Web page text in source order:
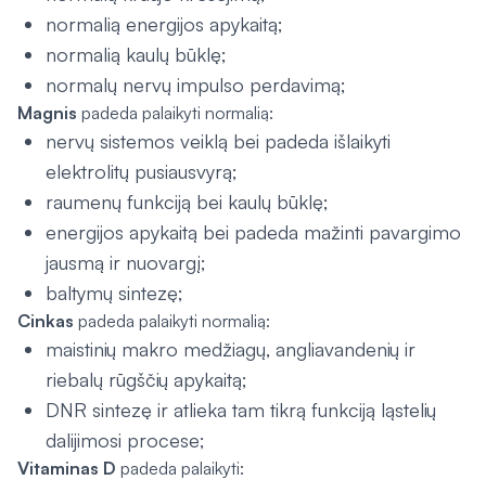
normalią energijos apykaitą;
normalią kaulų būklę;
normalų nervų impulso perdavimą;
Magnis padeda palaikyti normalią:
nervų sistemos veiklą bei padeda išlaikyti
elektrolitų pusiausvyrą;
raumenų funkciją bei kaulų būklę;
energijos apykaitą bei padeda mažinti pavargimo
jausmą ir nuovargį;
baltymų sintezę;
Cinkas padeda palaikyti normalią:
maistinių makro medžiagų, angliavandenių ir
riebalų rūgščių apykaitą;
DNR sintezę ir atlieka tam tikrą funkciją ląstelių
dalijimosi procese;
Vitaminas D padeda palaikyti: